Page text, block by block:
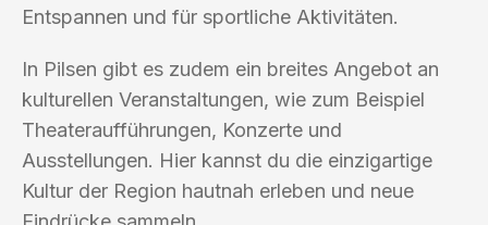
Entspannen und für sportliche Aktivitäten.
In Pilsen gibt es zudem ein breites Angebot an
kulturellen Veranstaltungen, wie zum Beispiel
Theateraufführungen, Konzerte und
Ausstellungen. Hier kannst du die einzigartige
Kultur der Region hautnah erleben und neue